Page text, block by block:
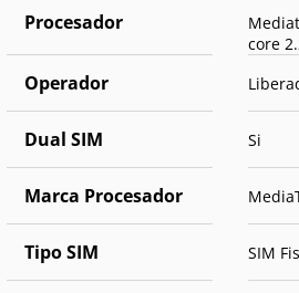
Procesador
core
Operador
Dual SIM Si
Marca Procesador
Tipo SIM SIM